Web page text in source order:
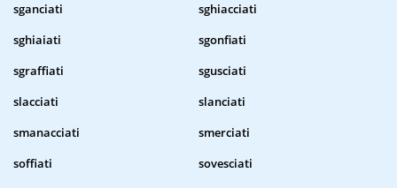
sganciati
sghiacciati
sghiaiati
sgonfiati
sgraffiati
sgusciati
slacciati
slanciati
smanacciati
smerciati
soffiati
sovesciati